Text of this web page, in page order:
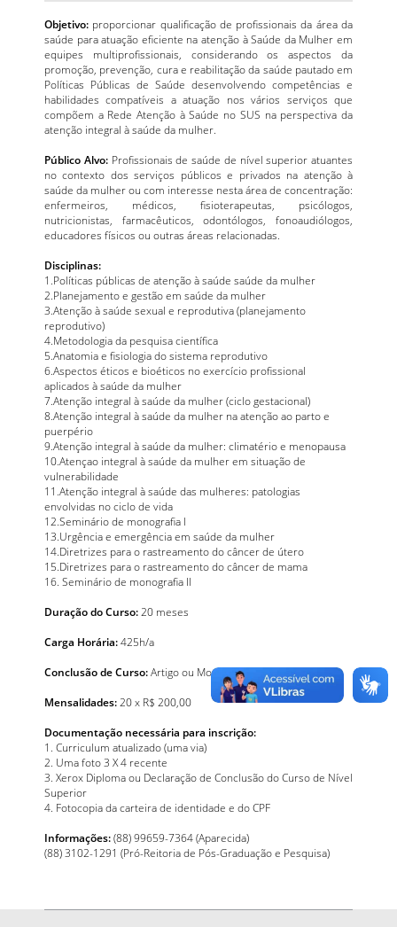
Objetivo: proporcionar qualificação de profissionais da área da
saúde para atuação eficiente na atenção à Saúde da Mulher em
equipes multiprofissionais, considerando os aspectos da
promoção, prevenção, cura e reabilitação da saúde pautado em
Políticas Públicas de Saúde desenvolvendo competências e
habilidades compatíveis a atuação nos vários serviços que
compõem a Rede Atenção à Saúde no SUS na perspectiva da
atenção integral à saúde da mulher.
Público Alvo:Profissionais de saúde de nível superior atuantes
no contexto dos serviços públicos e privados na atenção à
saúde da mulher ou com interesse nesta área de concentração:
enfermeiros, médicos, fisioterapeutas, psicólogos,
nutricionistas, farmacêuticos, odontólogos, fonoaudiólogos,
educadores físicos ou outras áreas relacionadas.
Disciplinas:
1.Políticas públicas de atenção à saúde saúde da mulher
2.Planejamento e gestão em saúde da mulher
3.Atenção à saúde sexual e reprodutiva (planejamento
reprodutivo)
4.Metodologia da pesquisa científica
5.Anatomia e fisiologia do sistema reprodutivo
6.Aspectos éticos e bioéticos no exercício profissional
aplicados à saúde da mulher
7.Atenção integral à saúde da mulher (ciclo gestacional)
8.Atenção integral à saúde da mulher na atenção ao parto e
puerpério
9.Atenção integral à saúde da mulher: climatério e menopausa
10.Atençao integral à saúde da mulher em situação de
vulnerabilidade
11.Atenção integral à saúde das mulheres: patologias
envolvidas no ciclo de vida
12.Seminário de monografia I
13.Urgência e emergência em saúde da mulher
14.Diretrizes para o rastreamento do câncer de útero
15.Diretrizes para o rastreamento do câncer de mama
16. Seminário de monografia II
Duração do Curso:20 meses
Carga Horária:425h/a
Conclusão de Curso:Artigo ou Monografia
Mensalidades:20 x R$ 200,00
Documentação necessária para inscrição:
1. Curriculum atualizado (uma via)
2. Uma foto 3 X 4 recente
3. Xerox Diploma ou Declaração de Conclusão do Curso de Nível
Superior
4. Fotocopia da carteira de identidade e do CPF
Informações:(88) 99659-7364 (Aparecida)
(88) 3102-1291 (Pró-Reitoria de Pós-Graduação e Pesquisa)